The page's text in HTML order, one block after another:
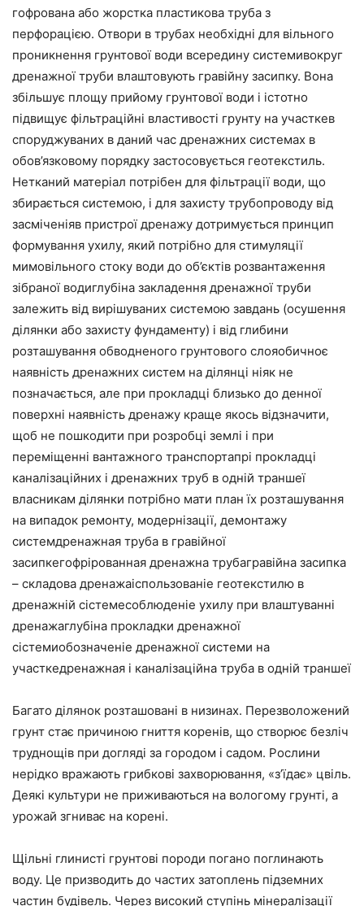
гофрована або жорстка пластикова труба з
перфорацією. Отвори в трубах необхідні для вільного
проникнення грунтової води всередину системивокруг
дренажної труби влаштовують гравійну засипку. Вона
збільшує площу прийому грунтової води і істотно
підвищує фільтраційні властивості грунту на участкев
споруджуваних в даний час дренажних системах в
обов’язковому порядку застосовується геотекстиль.
Нетканий матеріал потрібен для фільтрації води, що
збирається системою, і для захисту трубопроводу від
засміченіяв пристрої дренажу дотримується принцип
формування ухилу, який потрібно для стимуляції
мимовільного стоку води до об’єктів розвантаження
зібраної водиглубіна закладення дренажної труби
залежить від вирішуваних системою завдань (осушення
ділянки або захисту фундаменту) і від глибини
розташування обводненого грунтового слояобичноє
наявність дренажних систем на ділянці ніяк не
позначається, але при прокладці близько до денної
поверхні наявність дренажу краще якось відзначити,
щоб не пошкодити при розробці землі і при
переміщенні вантажного транспортапрі прокладці
каналізаційних і дренажних труб в одній траншеї
власникам ділянки потрібно мати план їх розташування
на випадок ремонту, модернізації, демонтажу
системдренажная труба в гравійної
засипкегофрірованная дренажна трубагравійна засипка
– складова дренажаіспользованіе геотекстилю в
дренажній сістемесоблюденіе ухилу при влаштуванні
дренажаглубіна прокладки дренажної
сістемиобозначеніе дренажної системи на
участкедренажная і каналізаційна труба в одній траншеї
Багато ділянок розташовані в низинах. Перезволожений
грунт стає причиною гниття коренів, що створює безліч
труднощів при догляді за городом і садом. Рослини
нерідко вражають грибкові захворювання, «з’їдає» цвіль.
Деякі культури не приживаються на вологому грунті, а
урожай згниває на корені.
Щільні глинисті грунтові породи погано поглинають
воду. Це призводить до частих затоплень підземних
частин будівель. Через високий ступінь мінералізації